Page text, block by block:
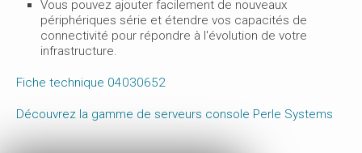
Vous pouvez ajouter facilement de nouveaux
périphériques série et étendre vos capacités de
connectivité pour répondre à l'évolution de votre
infrastructure.
Fiche technique 04030652
Découvrez la gamme de serveurs console Perle Systems